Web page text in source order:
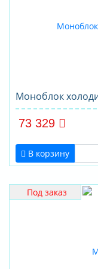
Моноблок
73 329
В корзину
Под заказ